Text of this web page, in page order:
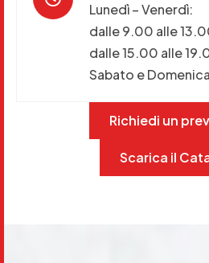
Lunedì – Venerdì:
dalle 9.00 alle
dalle 15.00 alle
Sabato e
Richiedi un
Scarica il